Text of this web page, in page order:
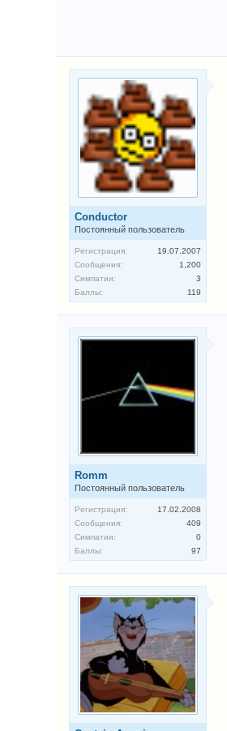
Conductor
Постоянный пользователь
Регистрация:
19.07.2007
Сообщения:
1,200
Симпатии:
3
Баллы:
119
Romm
Постоянный пользователь
Регистрация:
17.02.2008
Сообщения:
409
Симпатии:
0
Баллы:
97